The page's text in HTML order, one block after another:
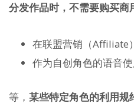
分发作品时，不需要购买商
在联盟营销（Affiliate
作为自创角色的语音
等， 某些特定角色的利用规